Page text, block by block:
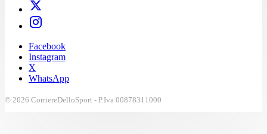
Facebook
Instagram
X
WhatsApp
© 2026 CorriereDelloSport - P.Iva 00878311000